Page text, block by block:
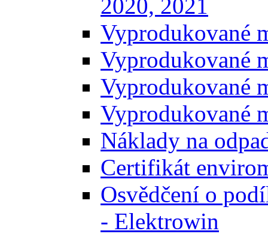
2020, 2021
Vyprodukované
Vyprodukované
Vyprodukované
Vyprodukované
Náklady na
Certifikát
Osvědčení o
- Elektrowin